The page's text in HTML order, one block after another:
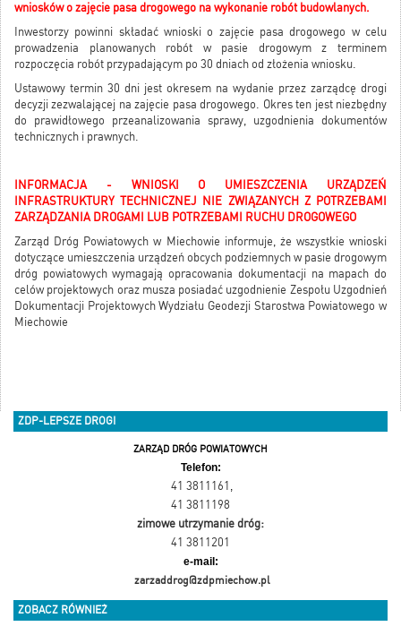
wniosków o zajęcie pasa drogowego na wykonanie robót budowlanych.
Inwestorzy powinni składać wnioski o zajęcie pasa drogowego w celu
prowadzenia planowanych robót w pasie drogowym z terminem
rozpoczęcia robót przypadającym po 30 dniach od złożenia wniosku.
Ustawowy termin 30 dni jest okresem na wydanie przez zarządcę drogi
decyzji zezwalającej na zajęcie pasa drogowego. Okres ten jest niezbędny
do prawidłowego przeanalizowania sprawy, uzgodnienia dokumentów
technicznych i prawnych.
INFORMACJA - WNIOSKI O UMIESZCZENIA URZĄDZEŃ
INFRASTRUKTURY TECHNICZNEJ NIE ZWIĄZANYCH Z POTRZEBAMI
ZARZĄDZANIA DROGAMI LUB POTRZEBAMI RUCHU DROGOWEGO
Zarząd Dróg Powiatowych w Miechowie informuje, że wszystkie wnioski
dotyczące umieszczenia urządzeń obcych podziemnych w pasie drogowym
dróg powiatowych wymagają opracowania dokumentacji na mapach do
celów projektowych oraz musza posiadać uzgodnienie Zespołu Uzgodnień
Dokumentacji Projektowych Wydziału Geodezji Starostwa Powiatowego w
Miechowie
ZDP-LEPSZE DROGI
ZARZĄD DRÓG POWIATOWYCH
Telefon:
41 3811161 ,
41 3811198
zimowe utrzymanie dróg:
41 3811201
e-mail:
zarzaddrog@zdpmiechow.pl
ZOBACZ RÓWNIEŻ